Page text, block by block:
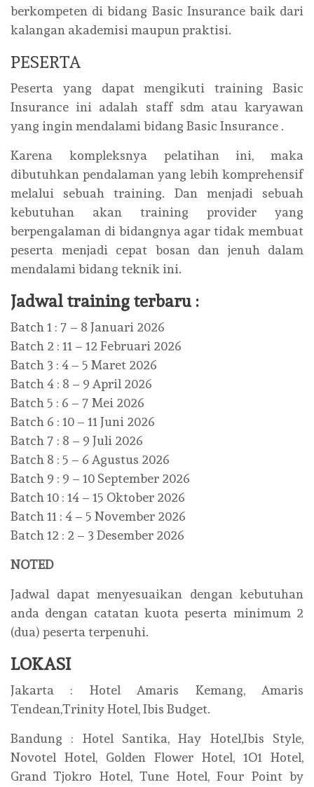
berkompeten di bidang Basic Insurance baik dari
kalangan akademisi maupun praktisi.
PESERTA
Peserta yang dapat mengikuti training Basic
Insurance ini adalah staff sdm atau karyawan
yang ingin mendalami bidang Basic Insurance .
Karena kompleksnya pelatihan ini, maka
dibutuhkan pendalaman yang lebih komprehensif
melalui sebuah training. Dan menjadi sebuah
kebutuhan akan training provider yang
berpengalaman di bidangnya agar tidak membuat
peserta menjadi cepat bosan dan jenuh dalam
mendalami bidang teknik ini.
Jadwal training terbaru :
Batch 1 : 7 – 8 Januari 2026
Batch 2 : 11 – 12 Februari 2026
Batch 3 : 4 – 5 Maret 2026
Batch 4 : 8 – 9 April 2026
Batch 5 : 6 – 7 Mei 2026
Batch 6 : 10 – 11 Juni 2026
Batch 7 : 8 – 9 Juli 2026
Batch 8 : 5 – 6 Agustus 2026
Batch 9 : 9 – 10 September 2026
Batch 10 : 14 – 15 Oktober 2026
Batch 11 : 4 – 5 November 2026
Batch 12 : 2 – 3 Desember 2026
NOTED
Jadwal dapat menyesuaikan dengan kebutuhan
anda dengan catatan kuota peserta minimum 2
(dua) peserta terpenuhi.
LOKASI
Jakarta : Hotel Amaris Kemang, Amaris
Tendean,Trinity Hotel, Ibis Budget.
Bandung : Hotel Santika, Hay Hotel,Ibis Style,
Novotel Hotel, Golden Flower Hotel, 1O1 Hotel,
Grand Tjokro Hotel, Tune Hotel, Four Point by